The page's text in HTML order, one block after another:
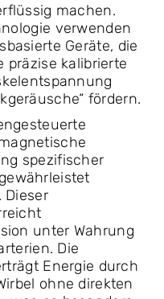
machen.
verwenden
Geräte, die
präzise kalibrierte
fördern.
spezifischer
Dieser
unter Wahrung
Die
Energie durch
ohne direkten